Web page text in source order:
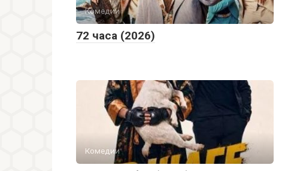
Комедии
72 часа (2026)
Комедии